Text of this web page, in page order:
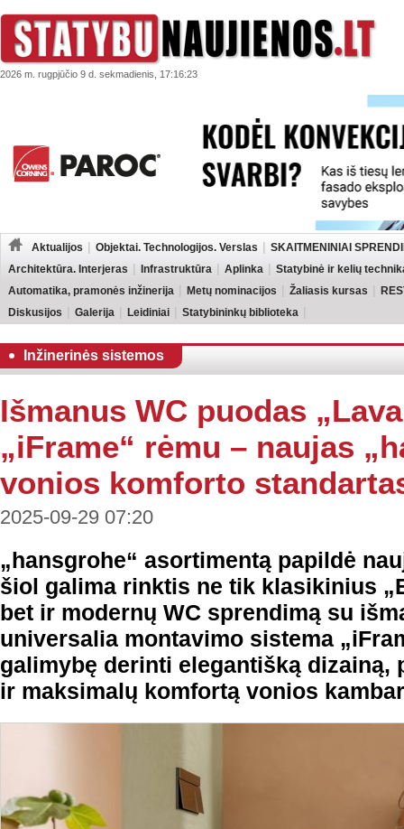
2026 m. rugpjūčio 9 d. sekmadienis, 17:16:23
Aktualijos Objektai. Technologijos. Verslas
SKAITMENINIAI
Architektūra. Interjeras
Infrastruktūra Aplinka
Statybinė ir kelių
Automatika, pramonės inžinerija
Metų nominacijos Žaliasis kursas
Diskusijos
Galerija Leidiniai Statybininkų biblioteka
Inžinerinės sistemos
Išmanus WC puodas
„iFrame“ rėmu – naujas
vonios komforto
2025-09-29 07:20
„hansgrohe“ asortimentą papildė
šiol galima rinktis ne tik klasikinius
bet ir modernų WC sprendimą su
universalia montavimo sistema
galimybę derinti elegantišką dizainą,
ir maksimalų komfortą vonios